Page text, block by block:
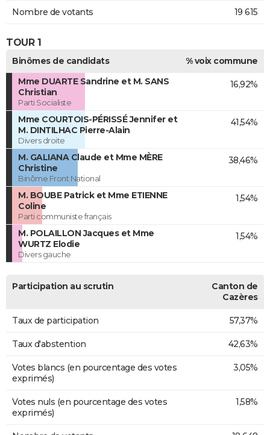
Nombre de votants 19 615
TOUR 1
Binômes de candidats
% voix commune
Mme DUARTE Sandrine et M. SANS
Christian
Parti Socialiste
16,92%
Mme COURTOIS-PÉRISSÉ Jennifer et
M. DINTILHAC Pierre-Alain
Divers droite
41,54%
M. GALIANA Claude et Mme MÈRE
Christine
Binôme Front National
38,46%
M. BOUBE Patrick et Mme ETIENNE
Coline
Parti communiste français
1,54%
M. POLAILLON Jacques et Mme
WURTZ Elodie
Divers gauche
1,54%
Participation au scrutin
Canton de
Cazères
Taux de participation 57,37%
Taux d'abstention 42,63%
Votes blancs (en pourcentage des votes
exprimés)
3,05%
Votes nuls (en pourcentage des votes
exprimés)
1,58%